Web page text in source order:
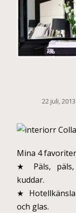
22 juli, 2013
Mina 4
★ Päls, päls,
kuddar.
★
och glas.